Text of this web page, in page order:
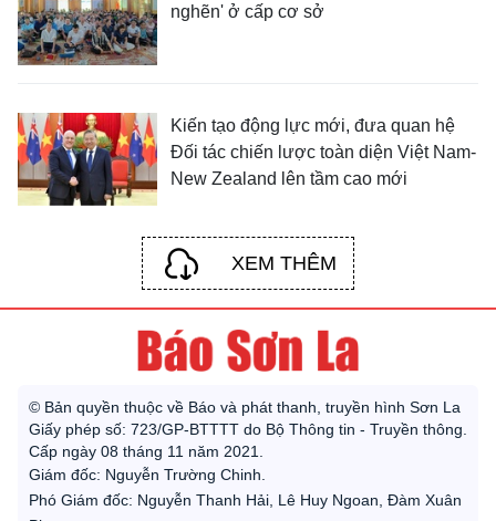
nghẽn' ở cấp cơ sở
Kiến tạo động lực mới, đưa quan hệ
Đối tác chiến lược toàn diện Việt Nam-
New Zealand lên tầm cao mới
XEM THÊM
© Bản quyền thuộc về Báo và phát thanh, truyền hình Sơn La
Giấy phép số: 723/GP-BTTTT do Bộ Thông tin - Truyền thông.
Cấp ngày 08 tháng 11 năm 2021.
Giám đốc: Nguyễn Trường Chinh.
Phó Giám đốc: Nguyễn Thanh Hải, Lê Huy Ngoan, Đàm Xuân